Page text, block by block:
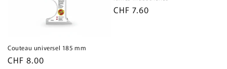
Couteau universel 185 mm
Prix
CHF 8.00
Prix
CHF 7.60